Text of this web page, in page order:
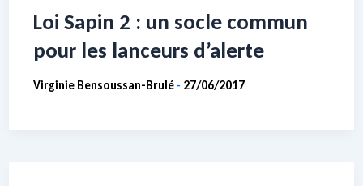
Loi Sapin 2 : un socle commun
pour les lanceurs d’alerte
Virginie Bensoussan-Brulé - 27/06/2017